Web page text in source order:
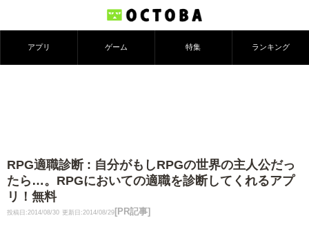
アプリ ゲーム 特集 ランキング
RPG適職診断 : 自分がもしRPGの世界の主人公だっ
たら…。RPGにおいての適職を診断してくれるアプ
リ！無料
投稿日:2014/08/30 更新日:2014/08/29 [PR記事]